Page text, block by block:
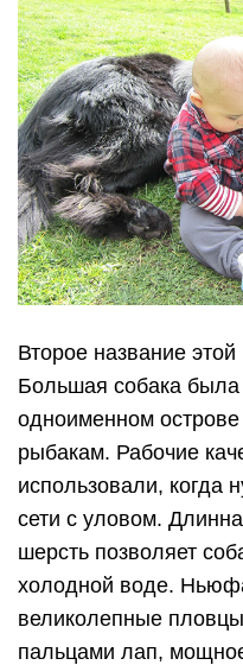
Второе название
Большая собака
одноименном
рыбакам. Рабочие
использовали, когда
сети с уловом.
шерсть позволяет
холодной воде.
великолепные
пальцами лап,